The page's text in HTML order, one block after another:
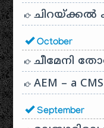
ചിറയ്ക്കൽ
October
ചീമേനി
AEM – a CMS
September